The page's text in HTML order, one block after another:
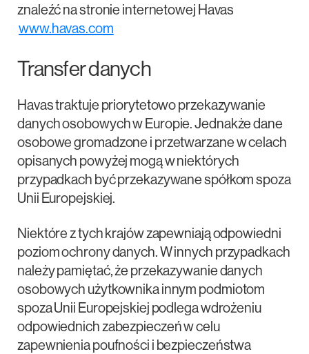
znaleźć na stronie internetowej Havas
www.havas.com
Transfer danych
Havas traktuje priorytetowo przekazywanie
danych osobowych w Europie. Jednakże dane
osobowe gromadzone i przetwarzane w celach
opisanych powyżej mogą w niektórych
przypadkach być przekazywane spółkom spoza
Unii Europejskiej.
Niektóre z tych krajów zapewniają odpowiedni
poziom ochrony danych. W innych przypadkach
należy pamiętać, że przekazywanie danych
osobowych użytkownika innym podmiotom
spoza Unii Europejskiej podlega wdrożeniu
odpowiednich zabezpieczeń w celu
zapewnienia poufności i bezpieczeństwa